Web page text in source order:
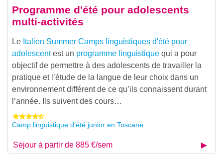
Programme d'été pour adolescents
multi-activités
Le Italien Summer Camps linguistiques d'été pour
adolescentest un programme linguistique qui a pour
objectif de permettre à des adolescents de travailler la
pratique et l’étude de la langue de leur choix dans un
environnement différent de ce qu’ils connaissent durant
l’année. Ils suivent des cours…
Camp linguistique d’été junior en Toscane
Séjour à partir de 885 €/sem